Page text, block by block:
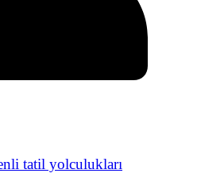
tatil yolculukları